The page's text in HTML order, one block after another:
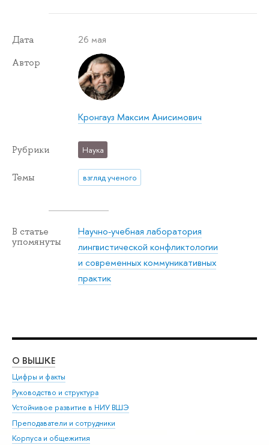
Дата 26 мая
Автор
Кронгауз Максим Анисимович
Рубрики Наука
Темы взгляд ученого
В статье
упомянуты
Научно-учебная лаборатория
лингвистической конфликтологии
и современных коммуникативных
практик
О ВЫШКЕ
Цифры и факты
Руководство и структура
Устойчивое развитие в НИУ ВШЭ
Преподаватели и сотрудники
Корпуса и общежития